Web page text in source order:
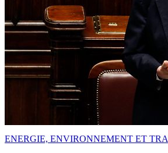
ENERGIE, ENVIRONNEMENT ET